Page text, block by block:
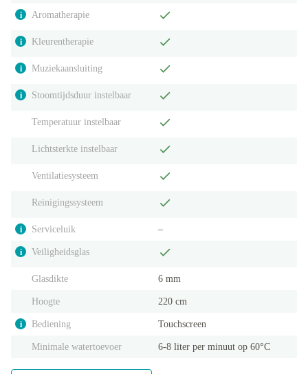
i Aromatherapie
i Kleurentherapie
i Muziekaansluiting
i Stoomtijdsduur instelbaar
Temperatuur instelbaar
Lichtsterkte instelbaar
Ventilatiesysteem
Reinigingssysteem
i Serviceluik ‒
i Veiligheidsglas
Glasdikte 6 mm
Hoogte 220 cm
i Bediening Touchscreen
Minimale watertoevoer 6-8 liter per minuut op 60°C